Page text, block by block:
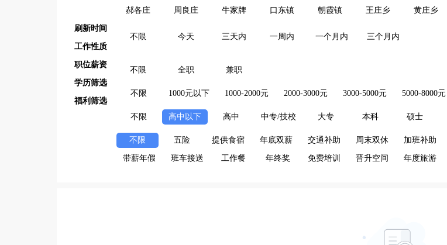
郝各庄
周良庄 牛家牌 口东镇 朝霞镇 王庄乡 黄庄乡
刷新时间
不限
今天 三天内 一周内 一个月内
三个月内
工作性质
不限 全职 兼职
职位薪资
不限 1000元以下 1000-2000元 2000-3000元 3000-5000元 5000-8000元
学历筛选
不限 高中以下 高中 中专/技校 大专 本科 硕士
福利筛选
不限 五险 提供食宿 年底双薪 交通补助 周末双休 加班补助
带薪年假 班车接送 工作餐 年终奖 免费培训 晋升空间 年度旅游